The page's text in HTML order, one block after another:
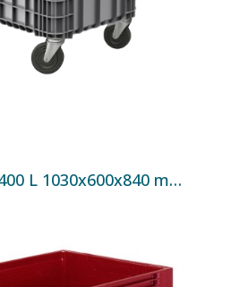
Conteneur haut 400 L 1030x600x840 mm - Version 4 roulettes Ø 125 mm